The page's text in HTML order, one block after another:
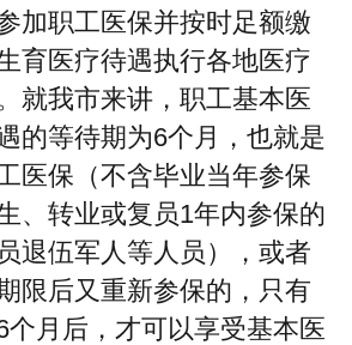
加职工医保并按时足额缴
育医疗待遇执行各地医疗
就我市来讲，职工基本医
的等待期为6个月，也就是
医保（不含毕业当年参保
、转业或复员1年内参保的
退伍军人等人员），或者
限后又重新参保的，只有
个月后，才可以享受基本医